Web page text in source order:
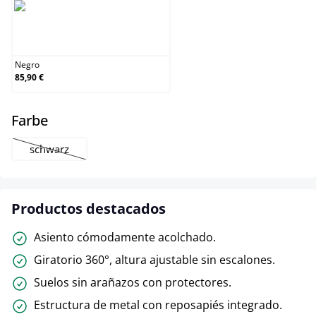
Negro
85,90 €
Farbeselect
schwarz
(Esta opción no está disponible en este momento.)
Productos destacados
Asiento cómodamente acolchado.
Giratorio 360°, altura ajustable sin escalones.
Suelos sin arañazos con protectores.
Estructura de metal con reposapiés integrado.